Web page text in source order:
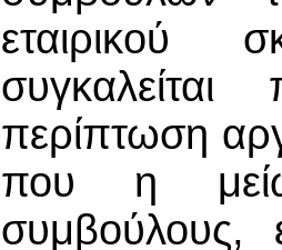
εταιρικού
περίπτωση
που η
συμβούλους,